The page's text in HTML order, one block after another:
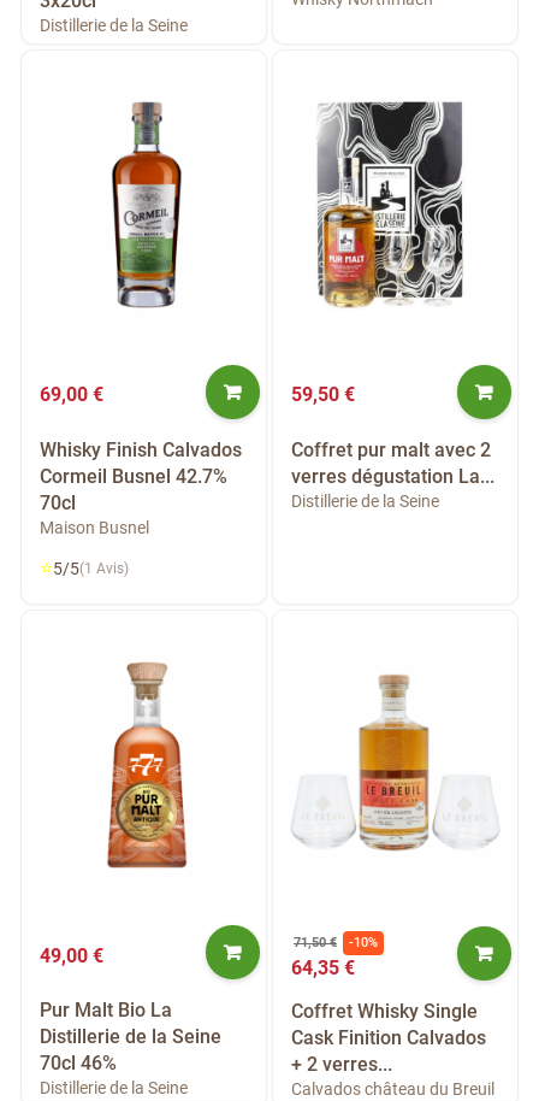
Distillerie de la Seine
69,00 €
Whisky Finish Calvados
Cormeil Busnel 42.7%
70cl
Maison Busnel
⭐5/5(1 Avis)
59,50 €
Coffret pur malt avec 2
verres dégustation La...
Distillerie de la Seine
49,00 €
Pur Malt Bio La
Distillerie de la Seine
70cl 46%
Distillerie de la Seine
64,35 €
71,50 € -10%
Coffret Whisky Single
Cask Finition Calvados
+ 2 verres...
Calvados château du Breuil